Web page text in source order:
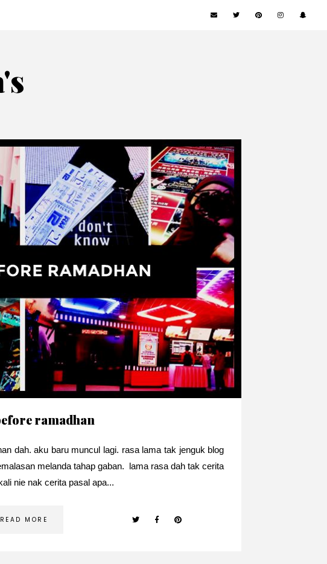
ramadhan
dah. aku baru muncul lagi. rasa lama tak jenguk blog
melanda tahap gaban. lama rasa dah tak cerita
nie nak cerita pasal apa...
READ MORE